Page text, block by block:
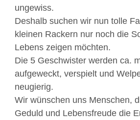
ungewiss.
Deshalb suchen wir nun tolle
kleinen Rackern nur noch die
Lebens zeigen möchten.
Die 5 Geschwister werden ca.
aufgeweckt, verspielt und
neugierig.
Wir wünschen uns Menschen,
Geduld und Lebensfreude die